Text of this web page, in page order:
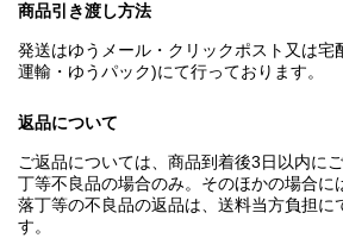
商品引き渡し方法
発送はゆうメール・クリックポスト又は宅
運輸・ゆうパック)にて行っております。
返品について
ご返品については、商品到着後3日以内に
丁等不良品の場合のみ。そのほかの場合に
落丁等の不良品の返品は、送料当方負担に
す。